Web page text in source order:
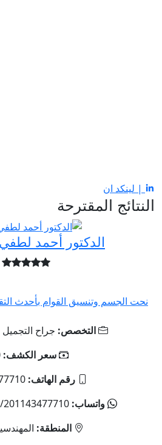
| لينكد ان
النتائج المقترحة
الدكتور أحمد
نحت الجسم وتنسيق القوام بأحدث
التخصص: جراح
سعر الكشف:
رقم الهاتف:
واتساب:
المنطقة: